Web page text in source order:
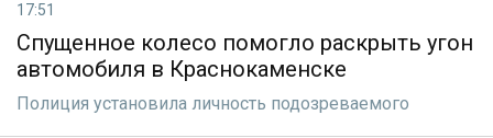
17:51
Спущенное колесо помогло раскрыть угон
автомобиля в Краснокаменске
Полиция установила личность подозреваемого